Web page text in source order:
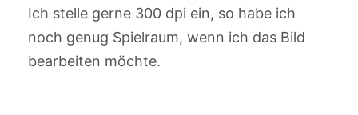
Ich stelle gerne 300 dpi ein, so habe ich
noch genug Spielraum, wenn ich das Bild
bearbeiten möchte.